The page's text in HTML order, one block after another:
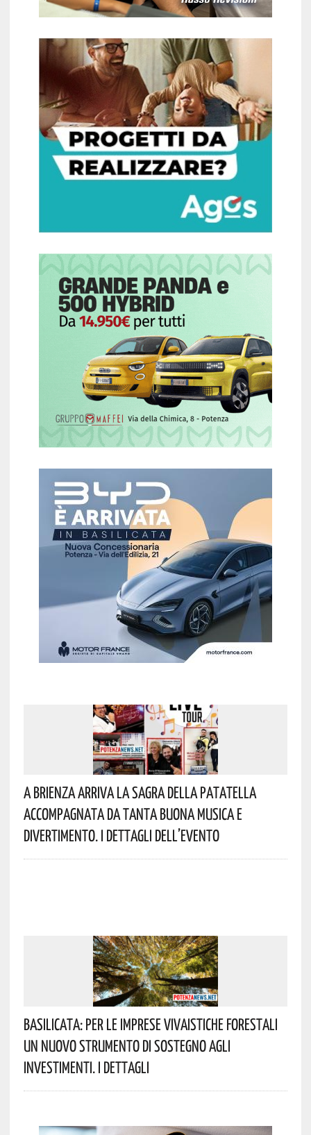
A Brienza Arriva La Sagra Della Patatella
Accompagnata Da Tanta Buona Musica E
Divertimento. I Dettagli Dell’evento
Basilicata: Per Le Imprese Vivaistiche Forestali
Un Nuovo Strumento Di Sostegno Agli
Investimenti. I Dettagli